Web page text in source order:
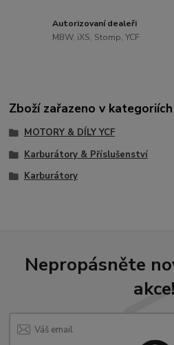
Autorizovaní dealeři
MBW, iXS, Stomp, YCF
Zboží zařazeno v kategoriích
MOTORY & DÍLY YCF
Karburátory & Příslušenství
Karburátory
Nepropásněte
akce!